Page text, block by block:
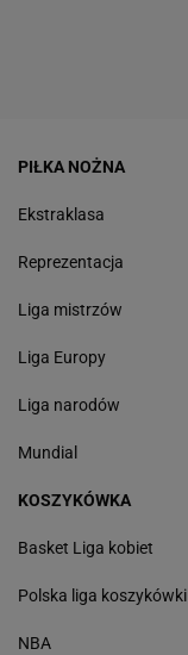
PIŁKA NOŻNA
Ekstraklasa
Reprezentacja
Liga mistrzów
Liga Europy
Liga narodów
Mundial
KOSZYKÓWKA
Basket Liga kobiet
Polska liga koszykówki
NBA